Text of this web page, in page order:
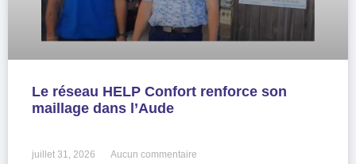
Le réseau HELP Confort renforce son
maillage dans l’Aude
juillet 31, 2026 Aucun commentaire